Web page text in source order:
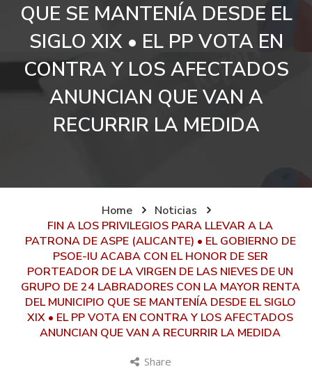
QUE SE MANTENÍA DESDE EL
SIGLO XIX • EL PP VOTA EN
CONTRA Y LOS AFECTADOS
ANUNCIAN QUE VAN A
RECURRIR LA MEDIDA
Home
Noticias
FIN A LOS PRIVILEGIOS PARA LLEVAR A LA
PATRONA DE ASPE (ALICANTE) • EL GOBIERNO DE
PSOE-IU ACABA CON EL HONOR DE SER
PORTEADOR DE LA VIRGEN DE LAS NIEVES DE UN
GRUPO DE 24 LABRADORES CON LA MAYOR RENTA
DEL MUNICIPIO QUE SE MANTENÍA DESDE EL SIGLO
XIX • EL PP VOTA EN CONTRA Y LOS AFECTADOS
ANUNCIAN QUE VAN A RECURRIR LA MEDIDA
Share